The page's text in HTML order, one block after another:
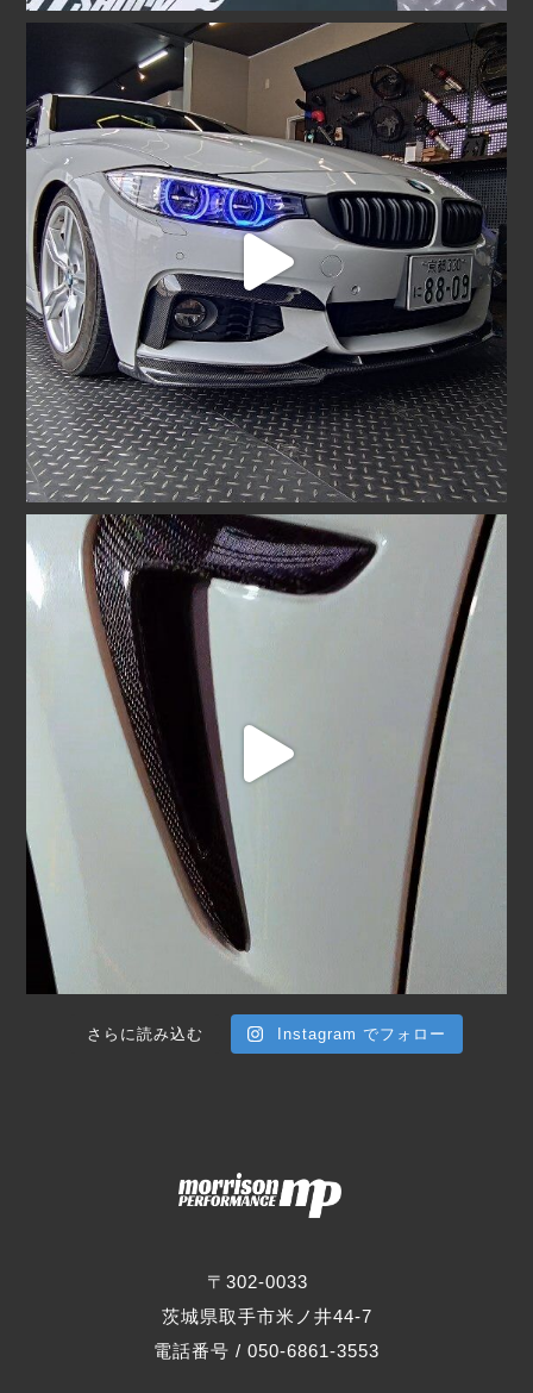
〒302-0033
茨城県取手市米ノ井44-7
電話番号 / 050-6861-3553
さらに読み込む Instagram でフォロー